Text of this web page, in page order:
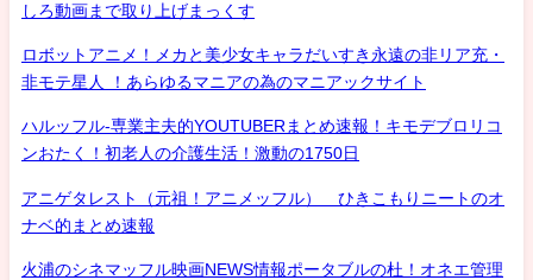
しろ動画まで取り上げまっくす
ロボットアニメ！メカと美少女キャラだいすき永遠の非リア充・
非モテ星人 ！あらゆるマニアの為のマニアックサイト
ハルッフル-専業主夫的YOUTUBERまとめ速報！キモデブロリコ
ンおたく！初老人の介護生活！激動の1750日
アニゲタレスト（元祖！アニメッフル） ひきこもりニートのオ
ナベ的まとめ速報
火浦のシネマッフル映画NEWS情報ポータブルの杜！オネエ管理